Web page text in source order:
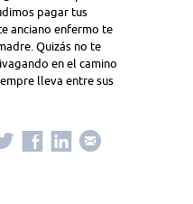
pagar tus
anciano enfermo te
Quizás no te
en el camino
lleva entre sus